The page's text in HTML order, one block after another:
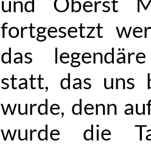
fortgesetzt
das
statt, das uns
wurde, denn
wurde die